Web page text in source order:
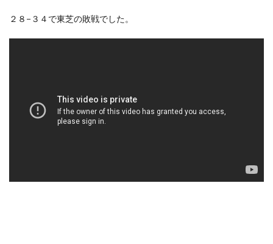
２８−３４で東芝の敗戦でした。